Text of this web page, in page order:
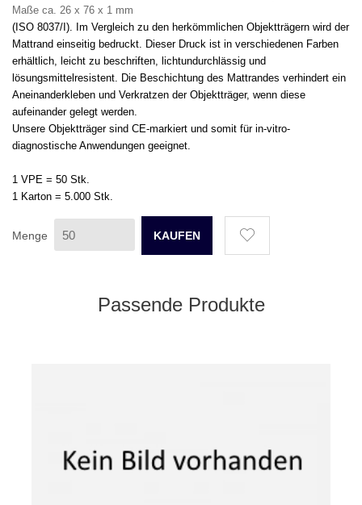
Maße ca. 26 x 76 x 1 mm
(ISO 8037/I). Im Vergleich zu den herkömmlichen Objektträgern wird der
Mattrand einseitig bedruckt. Dieser Druck ist in verschiedenen Farben
erhältlich, leicht zu beschriften, lichtundurchlässig und
lösungsmittelresistent. Die Beschichtung des Mattrandes verhindert ein
Aneinanderkleben und Verkratzen der Objektträger, wenn diese
aufeinander gelegt werden.
Unsere Objektträger sind CE-markiert und somit für in-vitro-
diagnostische Anwendungen geeignet.
1 VPE = 50 Stk.
1 Karton = 5.000 Stk
Menge
Passende Produkte